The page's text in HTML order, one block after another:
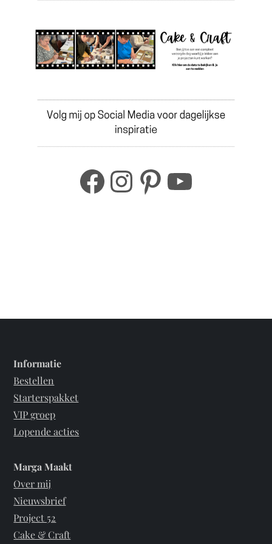
Facebook
Instagram
Pinterest
Informatie
Bestellen
Starterspakket
VIP groep
Lopende acties
Marga Maakt
Over mij
Nieuwsbrief
Project 52
Cake & Craft